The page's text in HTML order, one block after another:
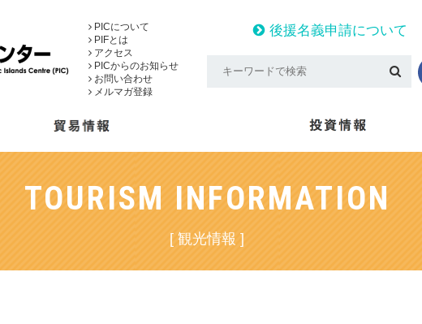
PICについて
PIFとは
アクセス
PICからのお知らせ
お問い合わせ
メルマガ登録
後援名義申請について
TOURISM INFORMATION
[ 観光情報 ]